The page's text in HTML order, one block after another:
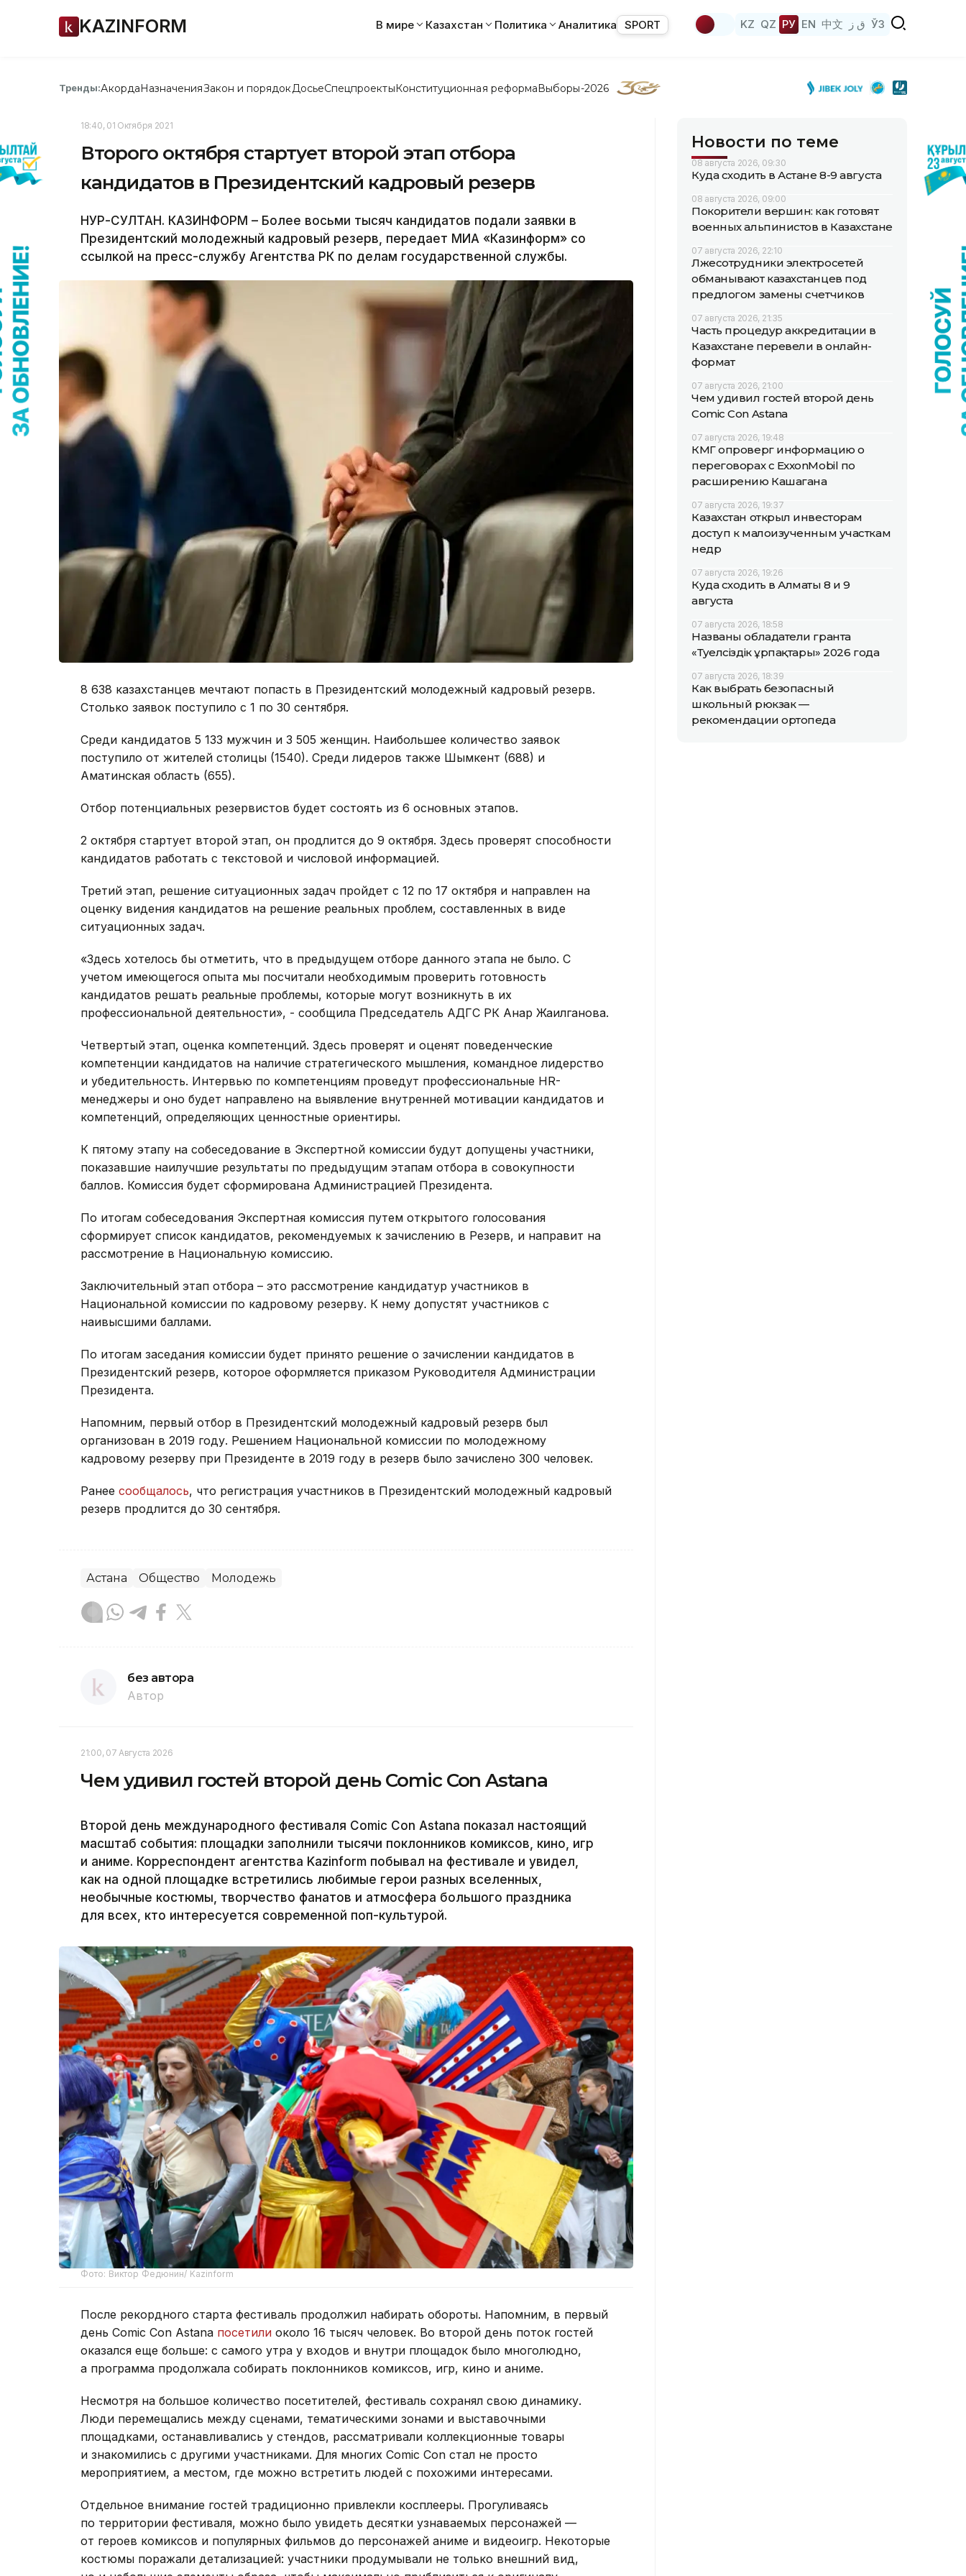
KAZINFORM В мире Казахстан Политика Аналитика SPORT KZ QZ РУ EN 中文 ق ز ЎЗ
Тренды:АкордаНазначенияЗакон и порядок ДосьеСпецпроектыКонституционная реформаВыборы-2026
18:40, 01 Октября 2021
Второго октября стартует второй этап отбора
кандидатов в Президентский кадровый резерв
НУР-СУЛТАН. КАЗИНФОРМ – Более восьми тысяч кандидатов подали заявки в
Президентский молодежный кадровый резерв, передает МИА «Казинформ» со
ссылкой на пресс-службу Агентства РК по делам государственной службы.
8 638 казахстанцев мечтают попасть в Президентский молодежный кадровый резерв.
Столько заявок поступило с 1 по 30 сентября.
Среди кандидатов 5 133 мужчин и 3 505 женщин. Наибольшее количество заявок
поступило от жителей столицы (1540). Среди лидеров также Шымкент (688) и
Аматинская область (655).
Отбор потенциальных резервистов будет состоять из 6 основных этапов.
2 октября стартует второй этап, он продлится до 9 октября. Здесь проверят способности
кандидатов работать с текстовой и числовой информацией.
Третий этап, решение ситуационных задач пройдет с 12 по 17 октября и направлен на
оценку видения кандидатов на решение реальных проблем, составленных в виде
ситуационных задач.
«Здесь хотелось бы отметить, что в предыдущем отборе данного этапа не было. С
учетом имеющегося опыта мы посчитали необходимым проверить готовность
кандидатов решать реальные проблемы, которые могут возникнуть в их
профессиональной деятельности», - сообщила Председатель АДГС РК Анар Жаилганова.
Четвертый этап, оценка компетенций. Здесь проверят и оценят поведенческие
компетенции кандидатов на наличие стратегического мышления, командное лидерство
и убедительность. Интервью по компетенциям проведут профессиональные HR-
менеджеры и оно будет направлено на выявление внутренней мотивации кандидатов и
компетенций, определяющих ценностные ориентиры.
К пятому этапу на собеседование в Экспертной комиссии будут допущены участники,
показавшие наилучшие результаты по предыдущим этапам отбора в совокупности
баллов. Комиссия будет сформирована Администрацией Президента.
По итогам собеседования Экспертная комиссия путем открытого голосования
сформирует список кандидатов, рекомендуемых к зачислению в Резерв, и направит на
рассмотрение в Национальную комиссию.
Заключительный этап отбора – это рассмотрение кандидатур участников в
Национальной комиссии по кадровому резерву. К нему допустят участников с
наивысшими баллами.
По итогам заседания комиссии будет принято решение о зачислении кандидатов в
Президентский резерв, которое оформляется приказом Руководителя Администрации
Президента.
Напомним, первый отбор в Президентский молодежный кадровый резерв был
организован в 2019 году. Решением Национальной комиссии по молодежному
кадровому резерву при Президенте в 2019 году в резерв было зачислено 300 человек.
Ранее сообщалось, что регистрация участников в Президентский молодежный кадровый
резерв продлится до 30 сентября.
Астана Общество Молодежь
без автора
Автор
21:00, 07 Августа 2026
Чем удивил гостей второй день Comic Con Astana
Второй день международного фестиваля Comic Con Astana показал настоящий
масштаб события: площадки заполнили тысячи поклонников комиксов, кино, игр
и аниме. Корреспондент агентства Kazinform побывал на фестивале и увидел,
как на одной площадке встретились любимые герои разных вселенных,
необычные костюмы, творчество фанатов и атмосфера большого праздника
для всех, кто интересуется современной поп-культурой.
Фото: Виктор Федюнин/ Kazinform
После рекордного старта фестиваль продолжил набирать обороты. Напомним, в первый
день Comic Con Astana посетили около 16 тысяч человек. Во второй день поток гостей
оказался еще больше: с самого утра у входов и внутри площадок было многолюдно,
а программа продолжала собирать поклонников комиксов, игр, кино и аниме.
Несмотря на большое количество посетителей, фестиваль сохранял свою динамику.
Люди перемещались между сценами, тематическими зонами и выставочными
площадками, останавливались у стендов, рассматривали коллекционные товары
и знакомились с другими участниками. Для многих Comic Con стал не просто
мероприятием, а местом, где можно встретить людей с похожими интересами.
Отдельное внимание гостей традиционно привлекли косплееры. Прогуливаясь
по территории фестиваля, можно было увидеть десятки узнаваемых персонажей —
от героев комиксов и популярных фильмов до персонажей аниме и видеоигр. Некоторые
костюмы поражали детализацией: участники продумывали не только внешний вид,
Новости по теме
08 августа 2026, 09:30
Куда сходить в Астане 8-9 августа
08 августа 2026, 09:00
Покорители вершин: как готовят
военных альпинистов в Казахстане
07 августа 2026, 22:10
Лжесотрудники электросетей
обманывают казахстанцев под
предлогом замены счетчиков
07 августа 2026, 21:35
Часть процедур аккредитации в
Казахстане перевели в онлайн-
формат
07 августа 2026, 21:00
Чем удивил гостей второй день
Comic Con Astana
07 августа 2026, 19:48
КМГ опроверг информацию о
переговорах с ExxonMobil по
расширению Кашагана
07 августа 2026, 19:37
Казахстан открыл инвесторам
доступ к малоизученным участкам
недр
07 августа 2026, 19:26
Куда сходить в Алматы 8 и 9
августа
07 августа 2026, 18:58
Названы обладатели гранта
«Тәуелсіздік ұрпақтары» 2026 года
07 августа 2026, 18:39
Как выбрать безопасный
школьный рюкзак —
рекомендации ортопеда